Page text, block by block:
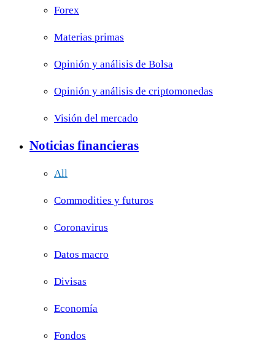
Forex
Materias primas
Opinión y análisis de Bolsa
Opinión y análisis de criptomonedas
Visión del mercado
Noticias financieras
All
Commodities y futuros
Coronavirus
Datos macro
Divisas
Economía
Fondos